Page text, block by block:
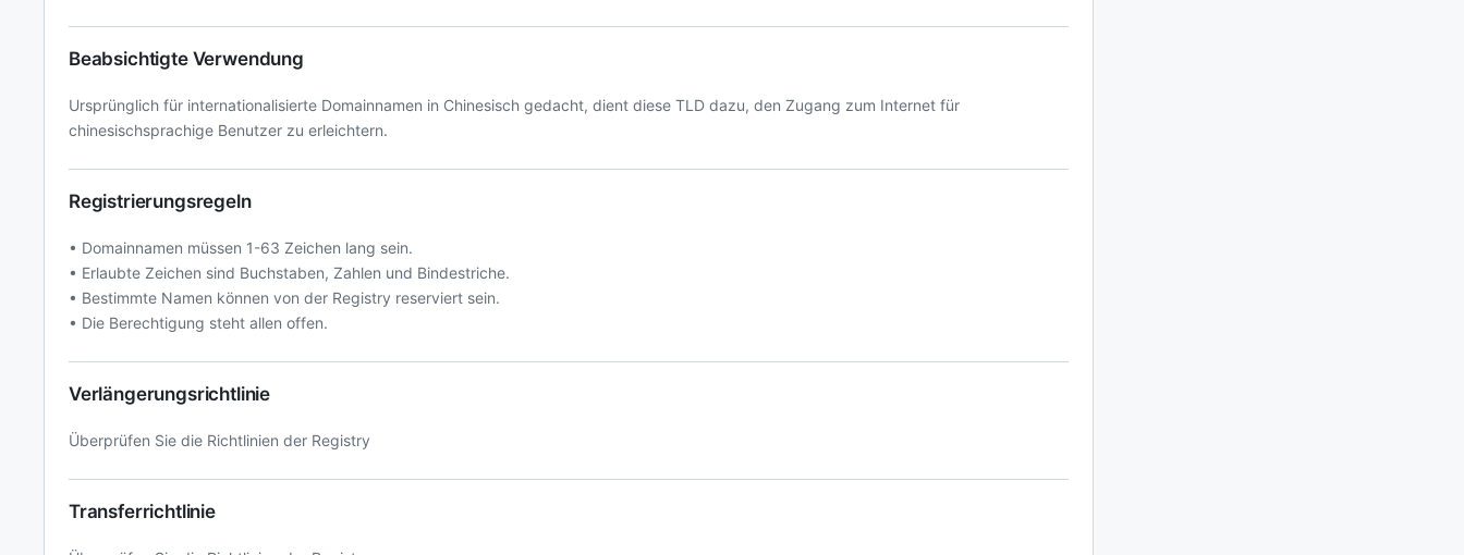
Beabsichtigte Verwendung
Ursprünglich für internationalisierte Domainnamen in Chinesisch gedacht, dient diese TLD dazu, den Zugang zum Internet für
chinesischsprachige Benutzer zu erleichtern.
Registrierungsregeln
• Domainnamen müssen 1-63 Zeichen lang sein.
• Erlaubte Zeichen sind Buchstaben, Zahlen und Bindestriche.
• Bestimmte Namen können von der Registry reserviert sein.
• Die Berechtigung steht allen offen.
Verlängerungsrichtlinie
Überprüfen Sie die Richtlinien der Registry
Transferrichtlinie